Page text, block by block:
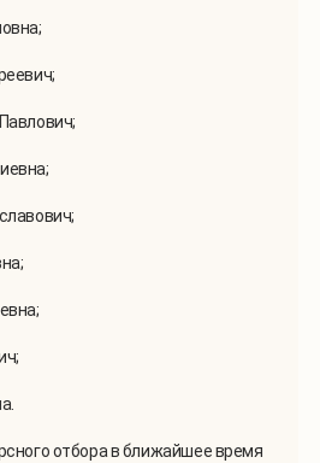
отбора в ближайшее время